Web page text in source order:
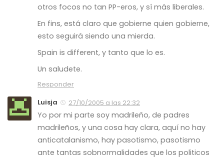
otros focos no tan PP-eros, y sí más liberales.
En fins, está claro que gobierne quien gobierne,
esto seguirá siendo una mierda.
Spain is different, y tanto que lo es.
Un saludete.
Responder
Luisja
27/10/2005 a las 22:32
Yo por mi parte soy madrileño, de padres
madrileños, y una cosa hay clara, aquí no hay
anticatalanismo, hay pasotismo, pasotismo
ante tantas sobnormalidades que los politicos